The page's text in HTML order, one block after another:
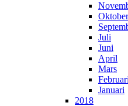
Oktober
Juli
Juni
April
Mars
Februari
Januari
2018